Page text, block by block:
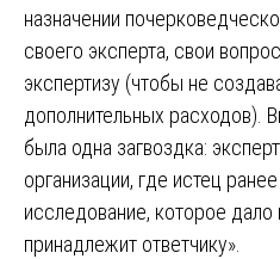
назначении
своего эксперта, свои
экспертизу (чтобы не
дополнительных расходов).
была одна загвоздка:
организации, где истец
исследование, которое дало
принадлежит ответчику».